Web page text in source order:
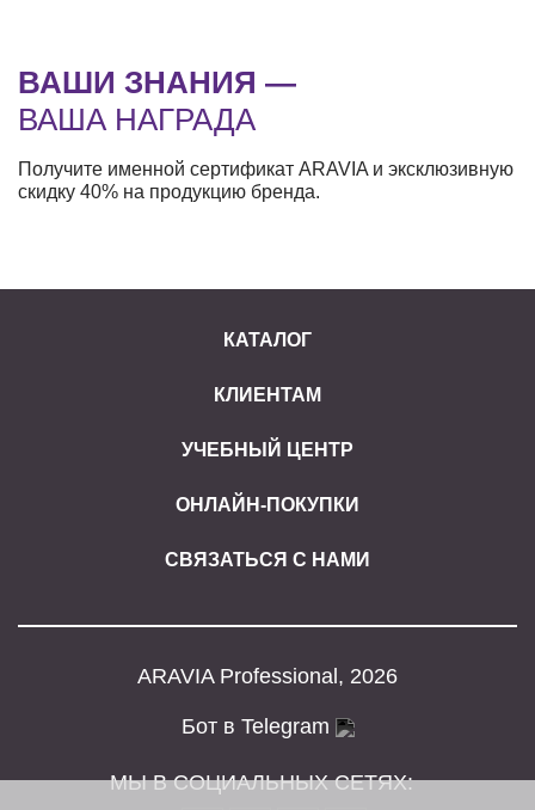
ВАШИ ЗНАНИЯ —
ВАША НАГРАДА
Получите именной сертификат ARAVIA и эксклюзивную
скидку 40% на продукцию бренда.
КАТАЛОГ
КЛИЕНТАМ
УЧЕБНЫЙ ЦЕНТР
ОНЛАЙН-ПОКУПКИ
СВЯЗАТЬСЯ С НАМИ
ARAVIA Professional, 2026
Бот в Telegram
МЫ В СОЦИАЛЬНЫХ СЕТЯХ: